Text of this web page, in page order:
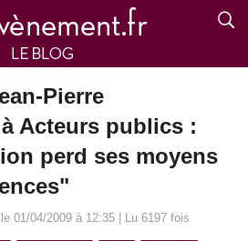
Pierre
Acteurs publics :
perd ses moyens
01/04/2009 à 12:35 | Lu 6197 fois